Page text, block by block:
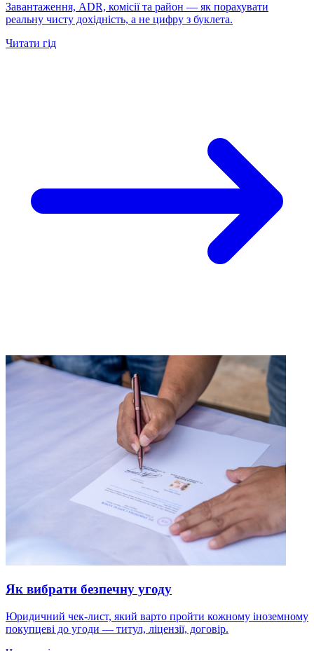
Завантаження, ADR, комісії та район — як порахувати
реальну чисту дохідність, а не цифру з буклета.
Читати гід
Як вибрати безпечну угоду
Юридичний чек-лист, який варто пройти кожному іноземному
покупцеві до угоди — титул, ліцензії, договір.